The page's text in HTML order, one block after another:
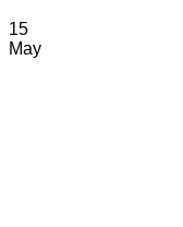
15
May